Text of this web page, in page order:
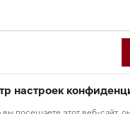
настроек